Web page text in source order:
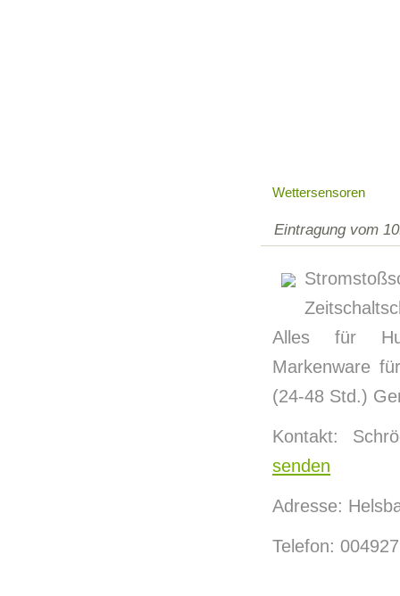
Wettersensoren
Eintragung vom
Alles für
Markenware
(24-48 Std.)
Kontakt:
senden
Adresse:
Telefon: